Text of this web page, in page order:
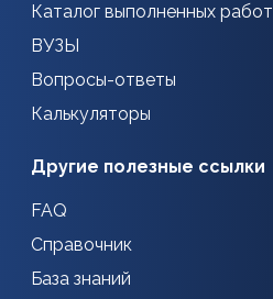
Каталог выполненных работ
ВУЗЫ
Вопросы-ответы
Калькуляторы
Другие полезные ссылки
FAQ
Справочник
База знаний